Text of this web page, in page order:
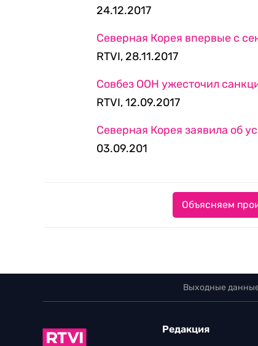
24.12.2017
Северная Корея впервые с
RTVI, 28.11.2017
Совбез ООН ужесточил
RTVI, 12.09.2017
Северная Корея заявила об
03.09.201
Объясняем
Выходные
Редакция